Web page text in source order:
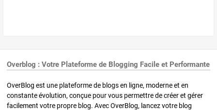
Overblog : Votre Plateforme de Blogging Facile et Performante
OverBlog est une plateforme de blogs en ligne, moderne et en
constante évolution, conçue pour vous permettre de créer et gérer
facilement votre propre blog. Avec OverBlog, lancez votre blog